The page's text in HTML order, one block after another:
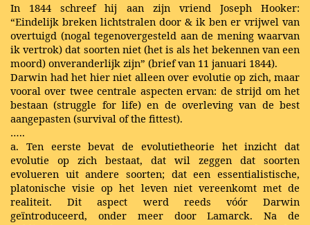
In 1844 schreef hij aan zijn vriend Joseph Hooker:
“Eindelijk breken lichtstralen door & ik ben er vrijwel van
overtuigd (nogal tegenovergesteld aan de mening waarvan
ik vertrok) dat soorten niet (het is als het bekennen van een
moord) onveranderlijk zijn” (brief van 11 januari 1844).
Darwin had het hier niet alleen over evolutie op zich, maar
vooral over twee centrale aspecten ervan: de strijd om het
bestaan (struggle for life) en de overleving van de best
aangepasten (survival of the fittest).
…..
a. Ten eerste bevat de evolutietheorie het inzicht dat
evolutie op zich bestaat, dat wil zeggen dat soorten
evolueren uit andere soorten; dat een essentialistische,
platonische visie op het leven niet vereenkomt met de
realiteit. Dit aspect werd reeds vóór Darwin
geïntroduceerd, onder meer door Lamarck. Na de